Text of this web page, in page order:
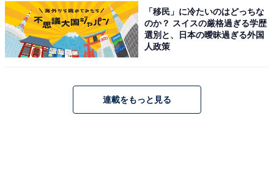
「ホルモン」と「モツ」との違い
がつくことを内分泌のホルモンに例えたことから。
「移民」に冷たいのはどっちな
のか？ スイスの厳格過ぎる学歴
選別と、日本の曖昧過ぎる外国
人政策
連載をもっと見る